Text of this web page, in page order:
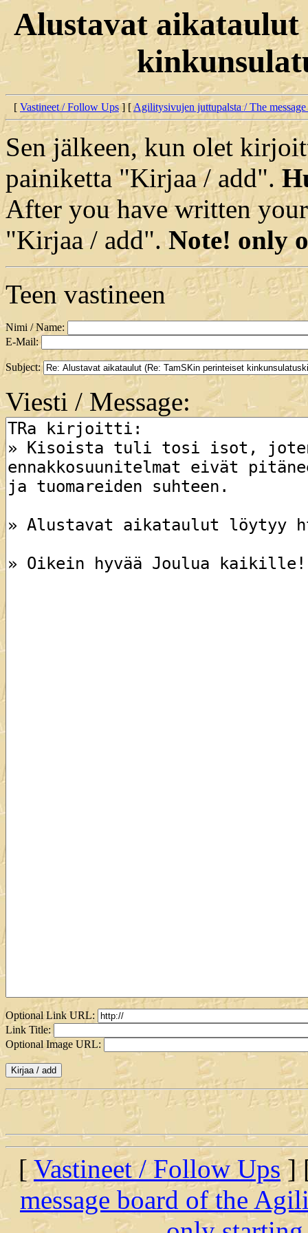
Alustavat aikataulut
[ Vastineet / Follow Ups] [Agilitysivujen juttupalsta / The
Sen jälkeen, kun olet
painiketta "Kirjaa / add".
After you have written
"Kirjaa / add".Note! only
Teen vastineen
Nimi / Name:
E-Mail:
Subject:
Viesti / Message:
Optional Link URL:
Link Title:
Optional Image URL:
[Vastineet / Follow Ups]
message board of the